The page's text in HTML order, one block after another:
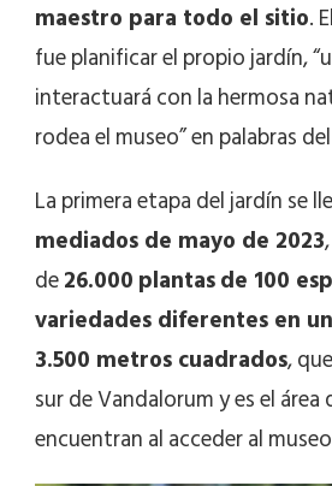
maestro para todo el sitio.
fue planificar el propio jardín,
interactuará con la hermosa
rodea el museo” en palabras
La primera etapa del jardín se
mediados de mayo de 2023
de26.000plantasde 100
variedades diferentes en
3.500 metros cuadrados,
sur de Vandalorum y es el
encuentran al acceder al